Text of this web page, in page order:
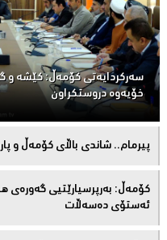
سەركردایەتی كۆمەڵ: كێشە و
خۆیەوە دروستكراون
پیرمام.. شاندی باڵای كۆمه‌ڵ و
كۆمەڵ: بەرپرسیارێتیی گەورەی
ئەستۆی دەسەڵات